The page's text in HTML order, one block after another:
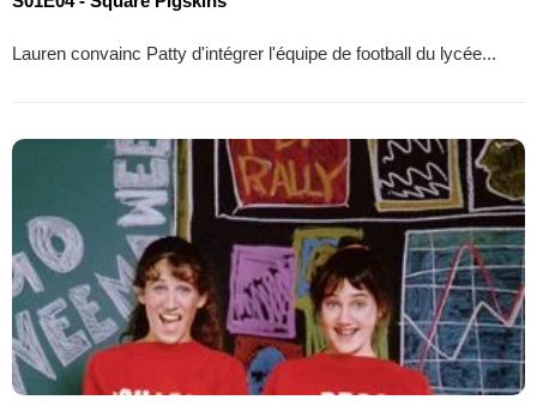
Lauren convainc Patty d'intégrer l'équipe de football du lycée...